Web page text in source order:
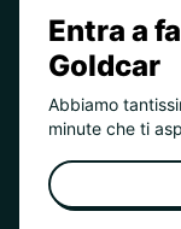
Entra a
Goldcar
Abbiamo
minute che ti